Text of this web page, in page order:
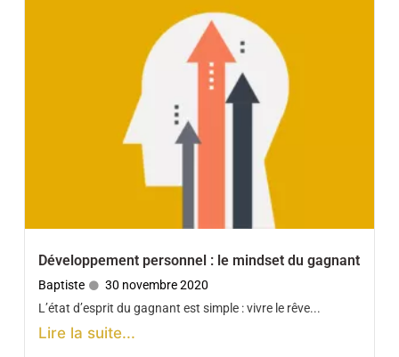
Développement personnel : le mindset du gagnant
Baptiste
30 novembre 2020
L’état d’esprit du gagnant est simple : vivre le rêve...
Lire la suite...